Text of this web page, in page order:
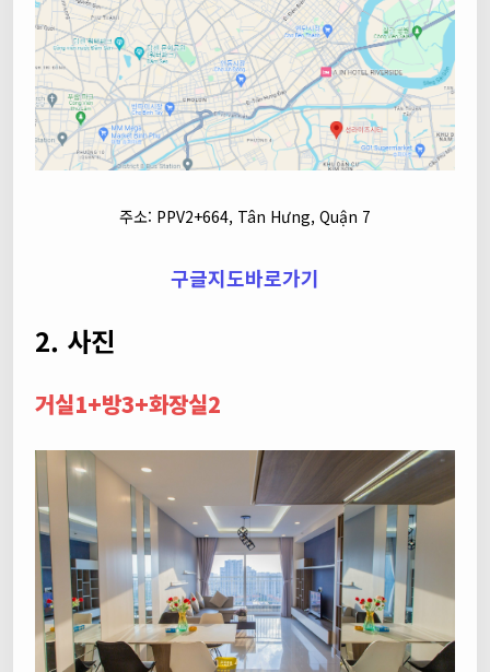
주소: PPV2+664, Tân Hưng, Quận 7
구글지도바로가기
2. 사진
거실1+방3+화장실2